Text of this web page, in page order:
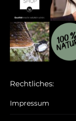
Rechtliches:
Impressum